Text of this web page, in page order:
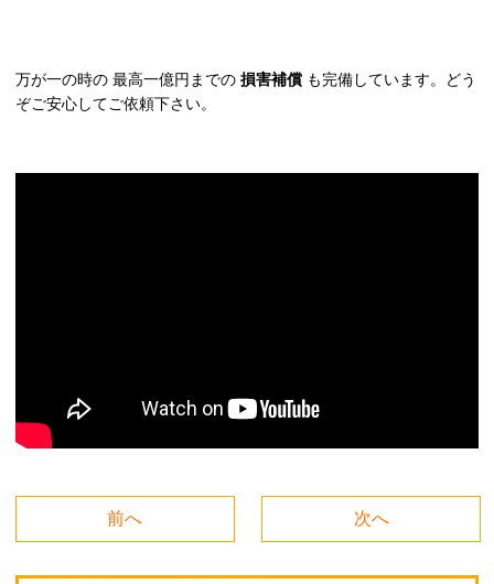
万が一の時の 最高一億円までの 損害補償 も完備しています。どう
ぞご安心してご依頼下さい。
前へ 次へ